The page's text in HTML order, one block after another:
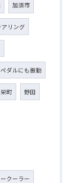
加須市
アリング
ペダルにも振動
栄町 野田
クーラー